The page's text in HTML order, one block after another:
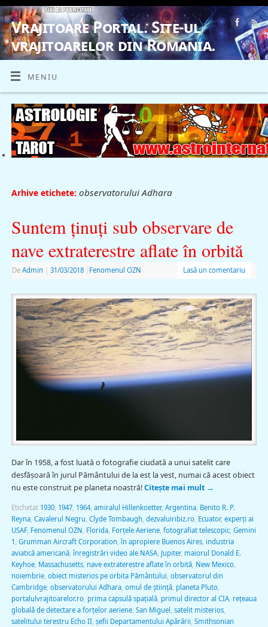
Vrajitoare Portal. Site-ul
vrajitoarelor din Romania.
VRAJITOARE, VRAJITOARELE, VRAJITOARE
MENIU
Arhive etichete: observatorului Adhara
Suntem ţinuţi sub observare de
nave extraterestre aflate în orbită
De Admin 31/03/2018 Fenomenul OZN Lasă un comentariu
Dar în 1958, a fost luată o fotografie ciudată a unui satelit care
desfășoară în jurul Pământului de la est la vest, numai că acest obiect
nu este construit pe planeta noastră!Citește mai mult →
Etichetat 1930, 1947, 1964, amiralul Hillenkoetter, Argentina, Benito R. P.
Reyna, Cavalerul Negru Clyde Tombaugh dezvaluiribiz.ro, Ecuator, experți ai
USAF, Fenomenul OZN Florida, Forțele Aeriene, fotografiat telescopic, Gemini
1 Grumman Aircraft Corporation ,în apropiere Buenos Aires, industria
aviatică americană,înregistrări video ale NASA, Jupiter, maiorul Donald E.
Keyhoe, Massachusetts, nave extraterestre aflate în orbită, New Mexico,
noiembrie, obiect misterios pe orbita Pământului observatorul din
Cambridge, observatorului Adhara, omul de știință, planeta Pluto,
portalulvrajitoarelor.ro, prima capsulă spaţială, primul director al CIA, rețeaua
globală de detectare a forțelor aeriene, San Miguel satelit misterios,
satelitului terestru Echo II, șefii Departamentului Apărării Smithsonian